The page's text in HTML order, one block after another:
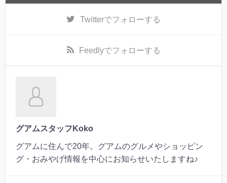
Twitterでフォローする
Feedlyでフォローする
グアムスタッフKoko
グアムに住んで20年。グアムのグルメやショッピン
グ・おみやげ情報を中心にお知らせいたしますね♪